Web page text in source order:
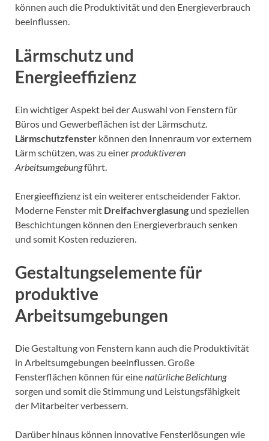
können auch die Produktivität und den Energieverbrauch
beeinflussen.
Lärmschutz und
Energieeffizienz
Ein wichtiger Aspekt bei der Auswahl von Fenstern für
Büros und Gewerbeflächen ist der Lärmschutz.
Lärmschutzfenster können den Innenraum vor externem
Lärm schützen, was zu einer produktiveren
Arbeitsumgebungführt.
Energieeffizienz ist ein weiterer entscheidender Faktor.
Moderne Fenster mit Dreifachverglasung und speziellen
Beschichtungen können den Energieverbrauch senken
und somit Kosten reduzieren.
Gestaltungselemente für
produktive
Arbeitsumgebungen
Die Gestaltung von Fenstern kann auch die Produktivität
in Arbeitsumgebungen beeinflussen. Große
Fensterflächen können für einenatürliche Belichtung
sorgen und somit die Stimmung und Leistungsfähigkeit
der Mitarbeiter verbessern.
Darüber hinaus können innovative Fensterlösungen wie